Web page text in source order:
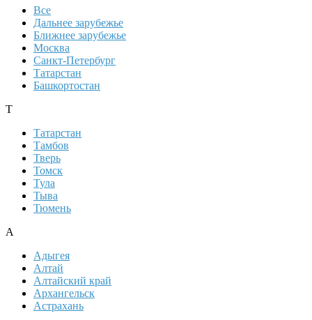
Все
Дальнее зарубежье
Ближнее зарубежье
Москва
Санкт-Петербург
Татарстан
Башкортостан
Т
Татарстан
Тамбов
Тверь
Томск
Тула
Тыва
Тюмень
А
Адыгея
Алтай
Алтайский край
Архангельск
Астрахань